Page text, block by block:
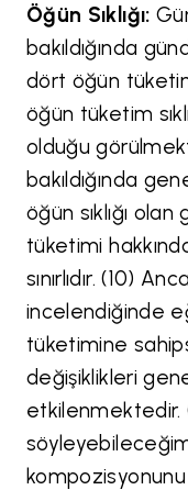
Öğün Sıklığı:
bakıldığında
dört öğün
öğün tüketim
olduğu
bakıldığında
öğün sıklığı
tüketimi
sınırlıdır. (10)
incelendiğinde
tüketimine
değişiklikleri
etkilenmektedir.